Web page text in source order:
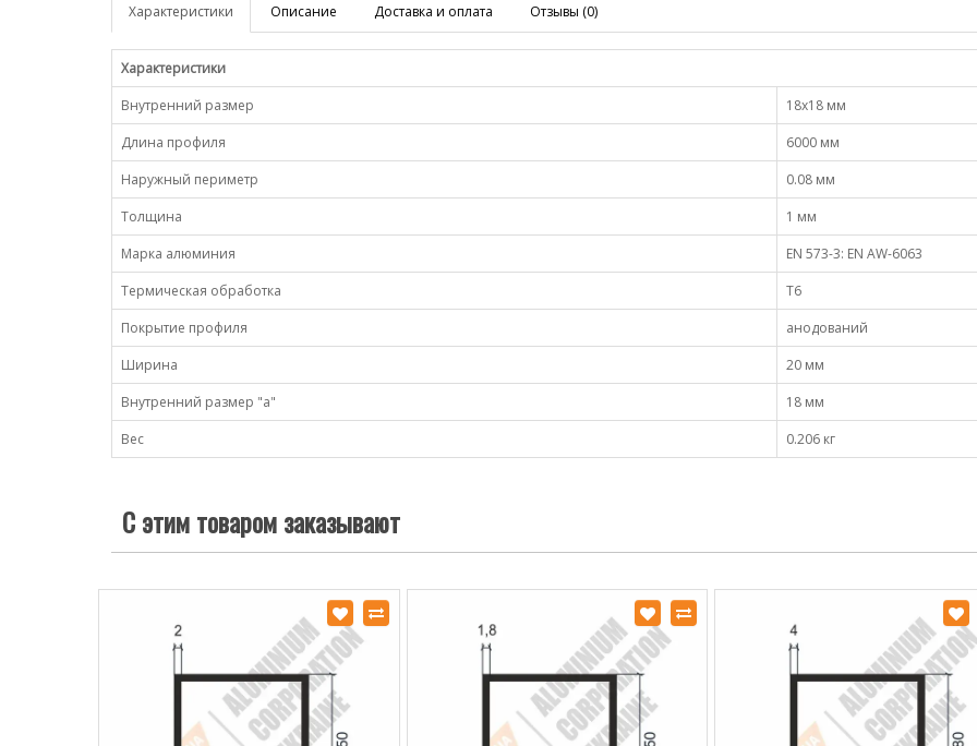
Характеристики Описание Доставка и оплата Отзывы (0)
Характеристики
Внутренний размер
18х18 мм
Длина профиля
6000 мм
Наружный периметр
0.08 мм
Толщина
1 мм
Марка алюминия
EN 573-3: EN AW-6063
Термическая обработка
Т6
Покрытие профиля
анодований
Ширина
20 мм
Внутренний размер "a"
18 мм
Вес
0.206 кг
С этим товаром заказывают